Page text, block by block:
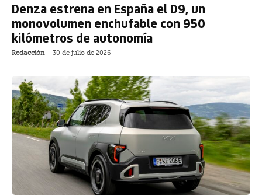
Denza estrena en España el D9, un
monovolumen enchufable con 950
kilómetros de autonomía
Redacción - 30 de julio de 2026